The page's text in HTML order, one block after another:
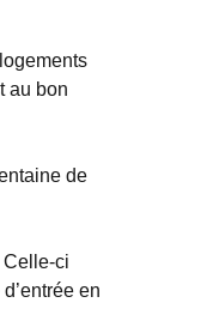
au bon
de
Celle-ci
en